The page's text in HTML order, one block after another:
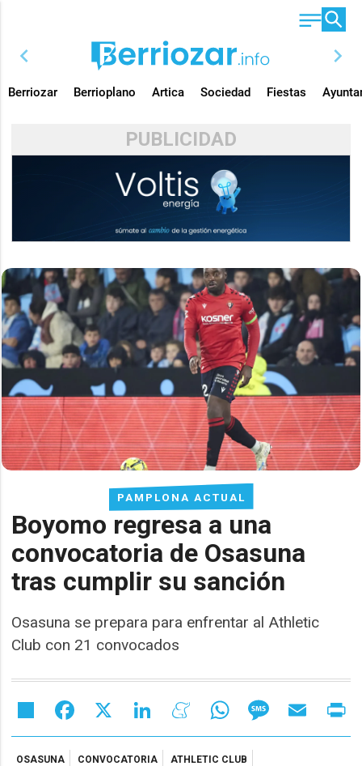
chevron_left chevron_right
Berriozar Berrioplano Artica Sociedad Fiestas
PUBLICIDAD
PAMPLONA ACTUAL
Boyomo regresa a una
convocatoria de Osasuna
tras cumplir su sanción
Osasuna se prepara para enfrentar al Athletic
Club con 21 convocados
Share Facebook LinkedIn MeneameWhatsAppMessageEmail
OSASUNA CONVOCATORIA ATHLETIC CLUB